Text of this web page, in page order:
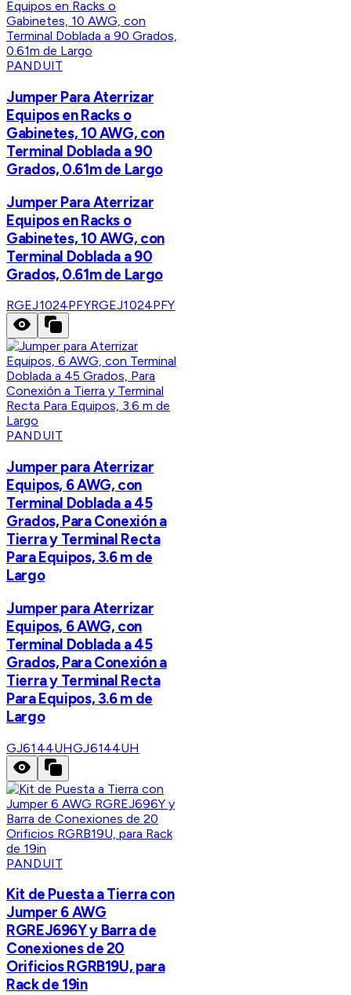
PANDUIT
Jumper Para Aterrizar
Equipos en Racks o
Gabinetes, 10 AWG, con
Terminal Doblada a 90
Grados, 0.61m de Largo
Jumper Para Aterrizar
Equipos en Racks o
Gabinetes, 10 AWG, con
Terminal Doblada a 90
Grados, 0.61m de Largo
RGEJ1024PFYRGEJ1024PFY
PANDUIT
Jumper para Aterrizar
Equipos, 6 AWG, con
Terminal Doblada a 45
Grados, Para Conexión a
Tierra y Terminal Recta
Para Equipos, 3.6 m de
Largo
Jumper para Aterrizar
Equipos, 6 AWG, con
Terminal Doblada a 45
Grados, Para Conexión a
Tierra y Terminal Recta
Para Equipos, 3.6 m de
Largo
GJ6144UHGJ6144UH
PANDUIT
Kit de Puesta a Tierra con
Jumper 6 AWG
RGREJ696Y y Barra de
Conexiones de 20
Orificios RGRB19U, para
Rack de 19in